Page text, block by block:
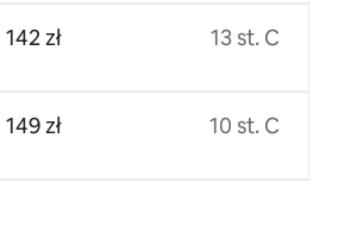
142 zł
149 zł
13 st. C
10 st. C